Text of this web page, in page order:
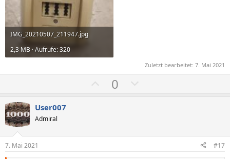
IMG_20210507_211947.jpg
2,3 MB · Aufrufe: 320
Zuletzt bearbeitet: 7. Mai 2021
o
t
0
e
t
User007
Admiral
7. Mai 2021 #17